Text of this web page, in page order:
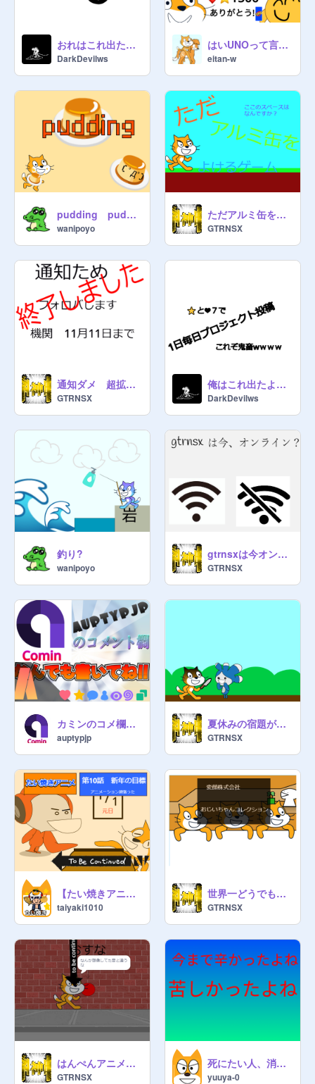
おれはこれ出たよ！！
DarkDevilws
はいUNOって言ってな～いwwって言うゲーム ~forgot to say UNO~
eitan-w
pudding puddingゲーム
wanipoyo
ただアルミ缶をよけるゲーム
GTRNSX
通知ダメ 超拡散希望
GTRNSX
俺はこれ出たよ！！
DarkDevilws
釣り?
wanipoyo
gtrnsxは今オンライン？ remix
GTRNSX
カミンのコメ欄 （なんでも書いてOK）宣伝もOK
auptypjp
夏休みの宿題が終わらない時の対処法
GTRNSX
【たい焼きアニメ】第10話 新年の目標
taiyaki1010
世界一どうでもいいニュース
GTRNSX
はんぺんアニメ パート10 怪しいボタン
GTRNSX
死にたい人、消えたい人へ
yuuya-0